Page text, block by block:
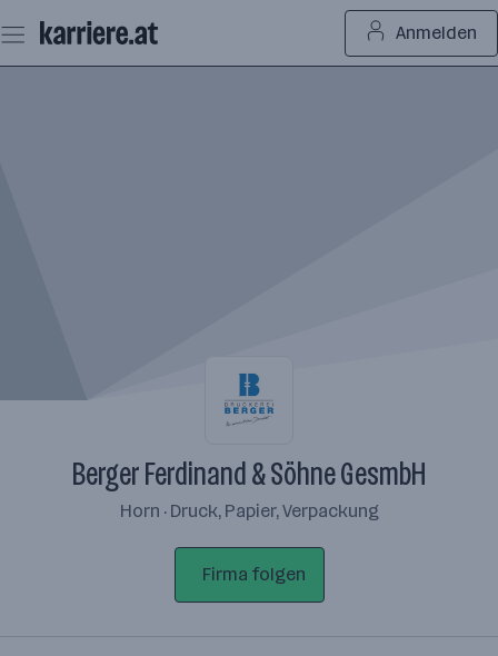
Seiteninhalt
springen
Anmelden
Berger Ferdinand & Söhne GesmbH
Horn · Druck, Papier, Verpackung
Firma folgen